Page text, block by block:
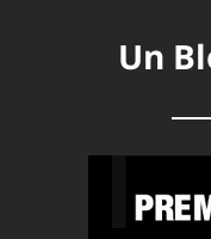
Un